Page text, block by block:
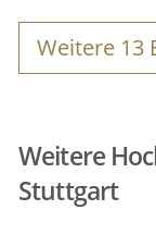
Weitere 13
Weitere
Stuttgart